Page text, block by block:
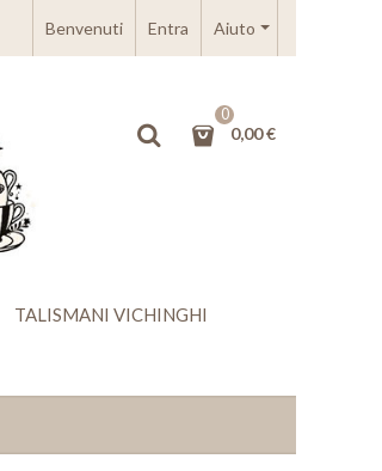
Aiuto
Benvenuti Entra
0
0,00 €
TALISMANI VICHINGHI